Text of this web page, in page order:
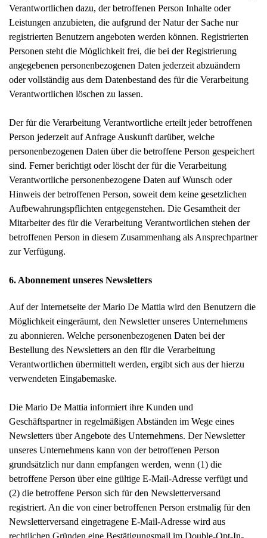
Verantwortlichen dazu, der betroffenen Person Inhalte oder
Leistungen anzubieten, die aufgrund der Natur der Sache nur
registrierten Benutzern angeboten werden können. Registrierten
Personen steht die Möglichkeit frei, die bei der Registrierung
angegebenen personenbezogenen Daten jederzeit abzuändern
oder vollständig aus dem Datenbestand des für die Verarbeitung
Verantwortlichen löschen zu lassen.
Der für die Verarbeitung Verantwortliche erteilt jeder betroffenen
Person jederzeit auf Anfrage Auskunft darüber, welche
personenbezogenen Daten über die betroffene Person gespeichert
sind. Ferner berichtigt oder löscht der für die Verarbeitung
Verantwortliche personenbezogene Daten auf Wunsch oder
Hinweis der betroffenen Person, soweit dem keine gesetzlichen
Aufbewahrungspflichten entgegenstehen. Die Gesamtheit der
Mitarbeiter des für die Verarbeitung Verantwortlichen stehen der
betroffenen Person in diesem Zusammenhang als Ansprechpartner
zur Verfügung.
6. Abonnement unseres Newsletters
Auf der Internetseite der Mario De Mattia wird den Benutzern die
Möglichkeit eingeräumt, den Newsletter unseres Unternehmens
zu abonnieren. Welche personenbezogenen Daten bei der
Bestellung des Newsletters an den für die Verarbeitung
Verantwortlichen übermittelt werden, ergibt sich aus der hierzu
verwendeten Eingabemaske.
Die Mario De Mattia informiert ihre Kunden und
Geschäftspartner in regelmäßigen Abständen im Wege eines
Newsletters über Angebote des Unternehmens. Der Newsletter
unseres Unternehmens kann von der betroffenen Person
grundsätzlich nur dann empfangen werden, wenn (1) die
betroffene Person über eine gültige E-Mail-Adresse verfügt und
(2) die betroffene Person sich für den Newsletterversand
registriert. An die von einer betroffenen Person erstmalig für den
Newsletterversand eingetragene E-Mail-Adresse wird aus